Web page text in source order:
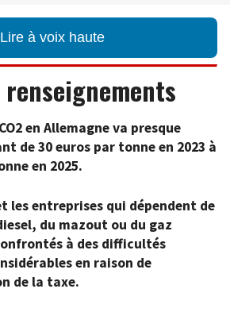
Lire à voix haute
en Allemagne va presque
de 30 euros par tonne en 2023 à
en 2025.
les entreprises qui dépendent de
du mazout ou du gaz
à des difficultés
en raison de
de la taxe.